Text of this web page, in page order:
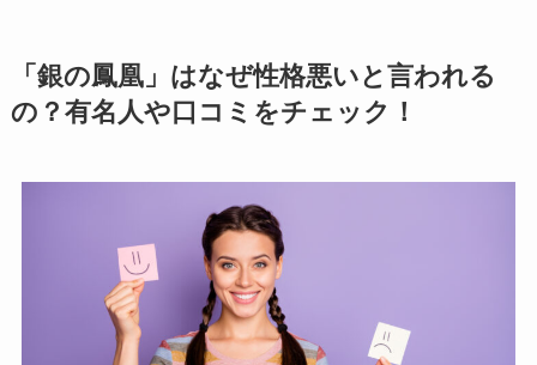
「銀の鳳凰」はなぜ性格悪いと言われる
の？有名人や口コミをチェック！